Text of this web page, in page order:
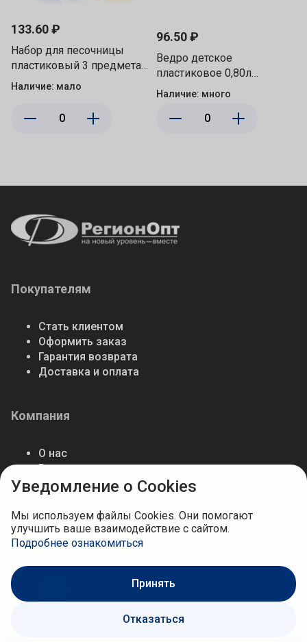
133.60 ₽
Набор для песочницы
пластиковый 3 предмета
Башня: ведро, совок,
ассортименте, в сетке
Совтехстром У876/16626
Наличие: мало
96.50 ₽
Ведро детское
пластиковое 0,80л
17х15х11,5см Цветок
Полесье 2358/529565
Наличие: много
Покупателям
Стать клиентом
Оформить заказ
Гарантия возврата
Доставка и оплата
Компания
О нас
Реквизиты
Работа в компании
Мы в соцсетях
Уведомление о Cookies
Мы используем файлы Cookies. Они помогают
улучшить ваше взаимодействие с сайтом.
Подробнее ознакомиться
Принять
Отказаться